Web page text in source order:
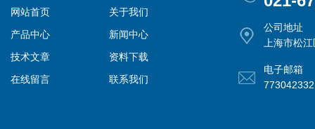
网站首页
关于我们
产品中心
新闻中心
技术文章
资料下载
在线留言
联系我们
公司地址
上海市松
电子邮箱